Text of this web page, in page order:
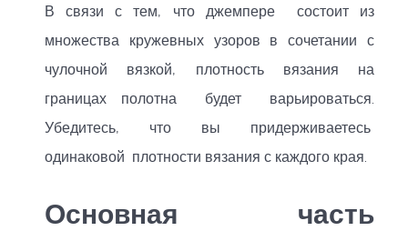
В связи с тем, что джемпере состоит из
множества кружевных узоров в сочетании с
чулочной вязкой, плотность вязания на
границах полотна будет варьироваться.
Убедитесь, что вы придерживаетесь
одинаковой плотности вязания с каждого края.
Основная часть